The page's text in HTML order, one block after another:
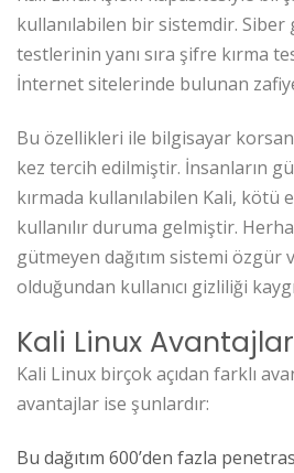
kullanılabilen bir sistemdir. Siber
testlerinin yanı sıra şifre kırma
İnternet sitelerinde bulunan
Bu özellikleri ile bilgisayar
kez tercih edilmiştir. İnsanların
kırmada kullanılabilen Kali, kötü
kullanılır duruma gelmiştir.
gütmeyen dağıtım sistemi özgür
olduğundan kullanıcı gizliliği
Kali Linux
Kali Linux birçok açıdan farklı
avantajlar ise şunlardır:
Bu dağıtım 600’den fazla